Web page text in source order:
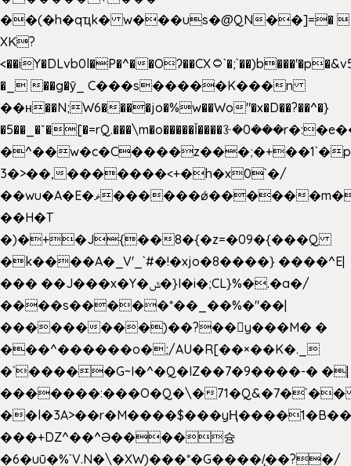
��(�h�qҵk� w���us�@QN��]=� 
XK?
<��iY�DLvb0l�P�^��Oʔ��CX۝`�;`��)b���'�p�&v5(�
�_ ��g�ӯ_ C���s�����K���n
��н��N;W6����jo�%w��Wo"�x�D��?��^�}
�5��
3�>��,�������<+�h�x0`�/
��wu�A�E�ޥ������ǿ������m��d�C��9��e�D��1�2�/
��H�T
�)�+�J{��8�{�z=�09�{���Q
�k����A�_V'_`#�!�xjo�8����} ����^E|
��� ��J���x�Y�ݜ�}I�i�;CL}%�.�a�/
����s�����*��_��%�"��|
���������)��?��򥞾y���M� �
���^������o�;/AU�R[��×��K�._
�`�����G~I�^�Q�IZ��7�9����-� �|
�������:���O�Q�\�
���+DZ^��^Ə����슝
�6�uū�%`V.N�\�XW)���*�G����/̨��?�/